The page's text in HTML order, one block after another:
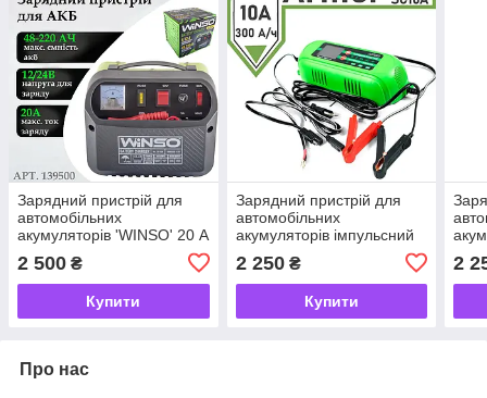
Зарядний пристрій для
автомобільних
акумуляторів 'WINSO' 20 А
2 500 ₴
Купити
Зарядний пристрій для
автомобільних
акумуляторів імпульсний
LCD Armer
2 250₴
Купити
2
Про нас